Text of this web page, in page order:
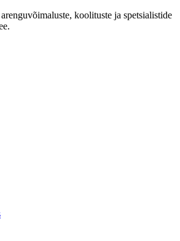
koolituste ja spetsialistide